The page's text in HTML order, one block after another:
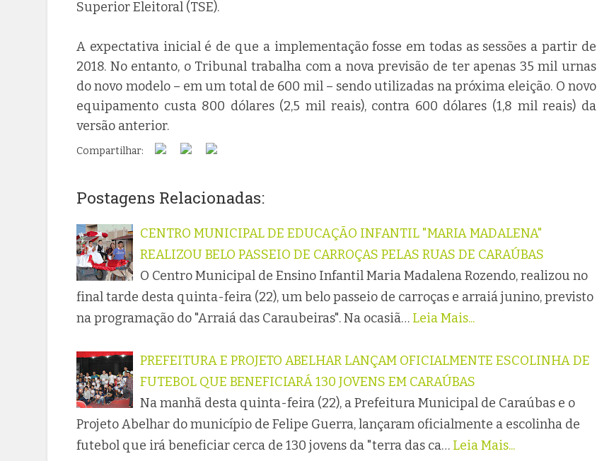
Superior Eleitoral (TSE).
A expectativa inicial é de que a implementação fosse em todas as sessões a partir de
2018. No entanto, o Tribunal trabalha com a nova previsão de ter apenas 35 mil urnas
do novo modelo – em um total de 600 mil – sendo utilizadas na próxima eleição. O novo
equipamento custa 800 dólares (2,5 mil reais), contra 600 dólares (1,8 mil reais) da
versão anterior.
Compartilhar:
Postagens Relacionadas:
CENTRO MUNICIPAL DE EDUCAÇÃO INFANTIL "MARIA MADALENA"
REALIZOU BELO PASSEIO DE CARROÇAS PELAS RUAS DE CARAÚBAS
O Centro Municipal de Ensino Infantil Maria Madalena Rozendo, realizou no
final tarde desta quinta-feira (22), um belo passeio de carroças e arraiá junino, previsto
na programação do "Arraiá das Caraubeiras". Na ocasiã… Leia Mais...
PREFEITURA E PROJETO ABELHAR LANÇAM OFICIALMENTE ESCOLINHA DE
FUTEBOL QUE BENEFICIARÁ 130 JOVENS EM CARAÚBAS
Na manhã desta quinta-feira (22), a Prefeitura Municipal de Caraúbas e o
Projeto Abelhar do município de Felipe Guerra, lançaram oficialmente a escolinha de
futebol que irá beneficiar cerca de 130 jovens da "terra das ca… Leia Mais...